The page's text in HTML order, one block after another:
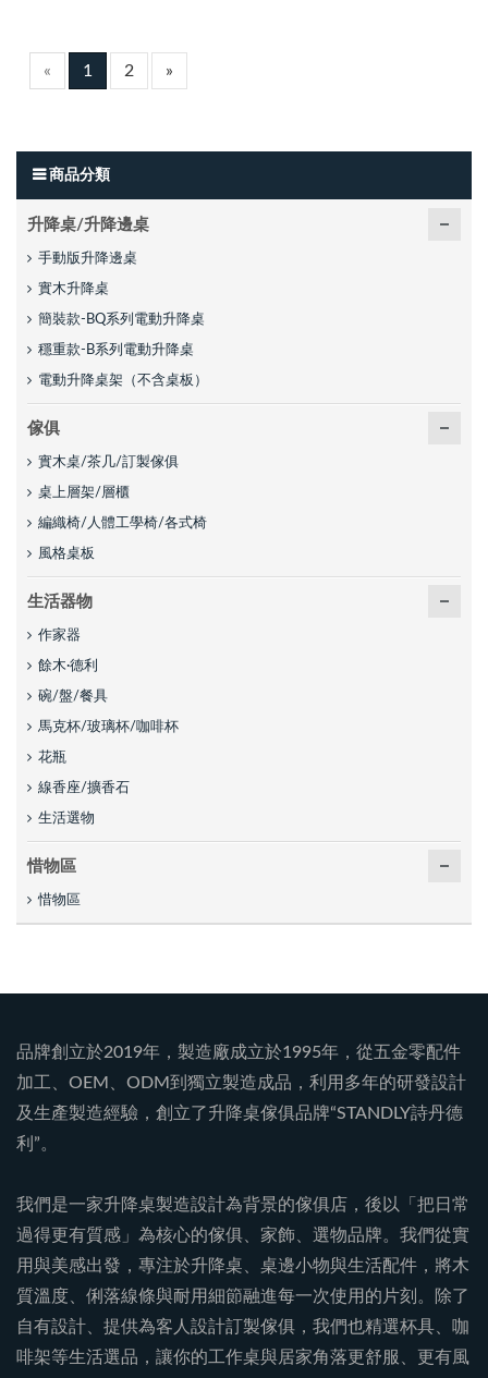
« 1 2 »
商品分類
升降桌/升降邊桌
手動版升降邊桌
實木升降桌
簡裝款-BQ系列電動升降桌
穩重款-B系列電動升降桌
電動升降桌架（不含桌板）
傢俱
實木桌/茶几/訂製傢俱
桌上層架/層櫃
編織椅/人體工學椅/各式椅
風格桌板
生活器物
作家器
餘木·德利
碗/盤/餐具
馬克杯/玻璃杯/咖啡杯
花瓶
線香座/擴香石
生活選物
惜物區
惜物區
品牌創立於2019年，製造廠成立於1995年，從五金零配件
加工、OEM、ODM到獨立製造成品，利用多年的研發設計
及生產製造經驗，創立了升降桌傢俱品牌“STANDLY詩丹德
利”。
我們是一家升降桌製造設計為背景的傢俱店，後以「把日常
過得更有質感」為核心的傢俱、家飾、選物品牌。我們從實
用與美感出發，專注於升降桌、桌邊小物與生活配件，將木
質溫度、俐落線條與耐用細節融進每一次使用的片刻。除了
自有設計、提供為客人設計訂製傢俱，我們也精選杯具、咖
啡架等生活選品，讓你的工作桌與居家角落更舒服、更有風